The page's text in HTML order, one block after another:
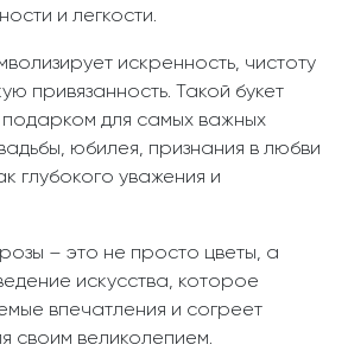
и легкости.
искренность, чистоту
привязанность. Такой букет
подарком для самых важных
юбилея, признания в любви
глубокого уважения и
розы – это не просто цветы, а
искусства, которое
впечатления и согреет
своим великолепием.